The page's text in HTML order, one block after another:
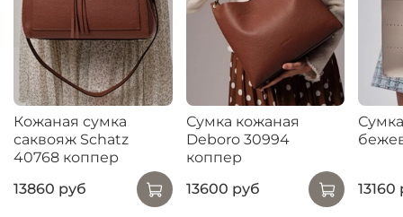
Кожаная сумка
саквояж Schatz
40768 коппер
13860 руб
Сумка кожаная
Deboro 30994
коппер
13600 руб
13160